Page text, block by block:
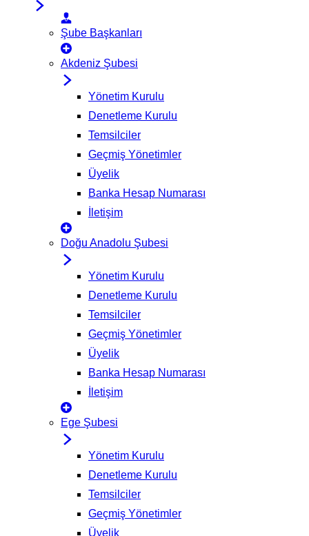
Şube Başkanları
Akdeniz Şubesi
Yönetim Kurulu
Denetleme Kurulu
Temsilciler
Geçmiş Yönetimler
Üyelik
Banka Hesap Numarası
İletişim
Doğu Anadolu Şubesi
Yönetim Kurulu
Denetleme Kurulu
Temsilciler
Geçmiş Yönetimler
Üyelik
Banka Hesap Numarası
İletişim
Ege Şubesi
Yönetim Kurulu
Denetleme Kurulu
Temsilciler
Geçmiş Yönetimler
Üyelik